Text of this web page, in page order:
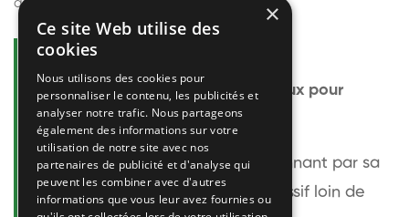
découvrir
Questions fréquentes
Le frelon européen est-il dangereux pour
l'homme ?
Le frelon européen est impressionnant par sa
taille mais relativement peu agressif loin de
×
Ce site Web utilise des
cookies
Nous utilisons des cookies pour
personnaliser le contenu, les publicités et
analyser notre trafic. Nous partageons
également des informations sur votre
utilisation de notre site avec nos
partenaires de publicité et d'analyse qui
peuvent les combiner avec d'autres
informations que vous leur avez fournies ou